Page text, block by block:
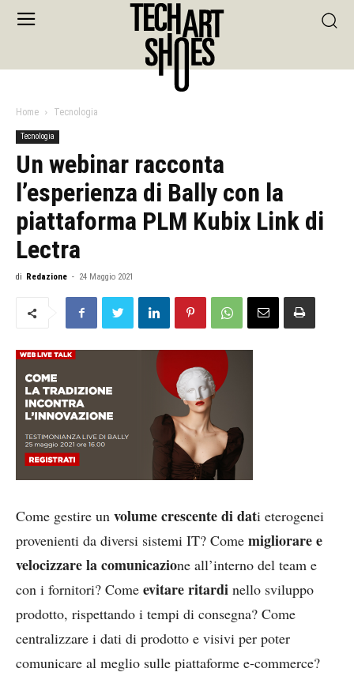
Home Tecnologia
Tecnologia
Un webinar racconta
l’esperienza di Bally con la
piattaforma PLM Kubix Link di
Lectra
di Redazione - 24 Maggio 2021
Come gestire un volume crescente di dati eterogenei
provenienti da diversi sistemi IT? Come migliorare e
velocizzare la comunicazione all’interno del team e
con i fornitori? Come evitare ritardi nello sviluppo
prodotto, rispettando i tempi di consegna? Come
centralizzare i dati di prodotto e visivi per poter
comunicare al meglio sulle piattaforme e-commerce?